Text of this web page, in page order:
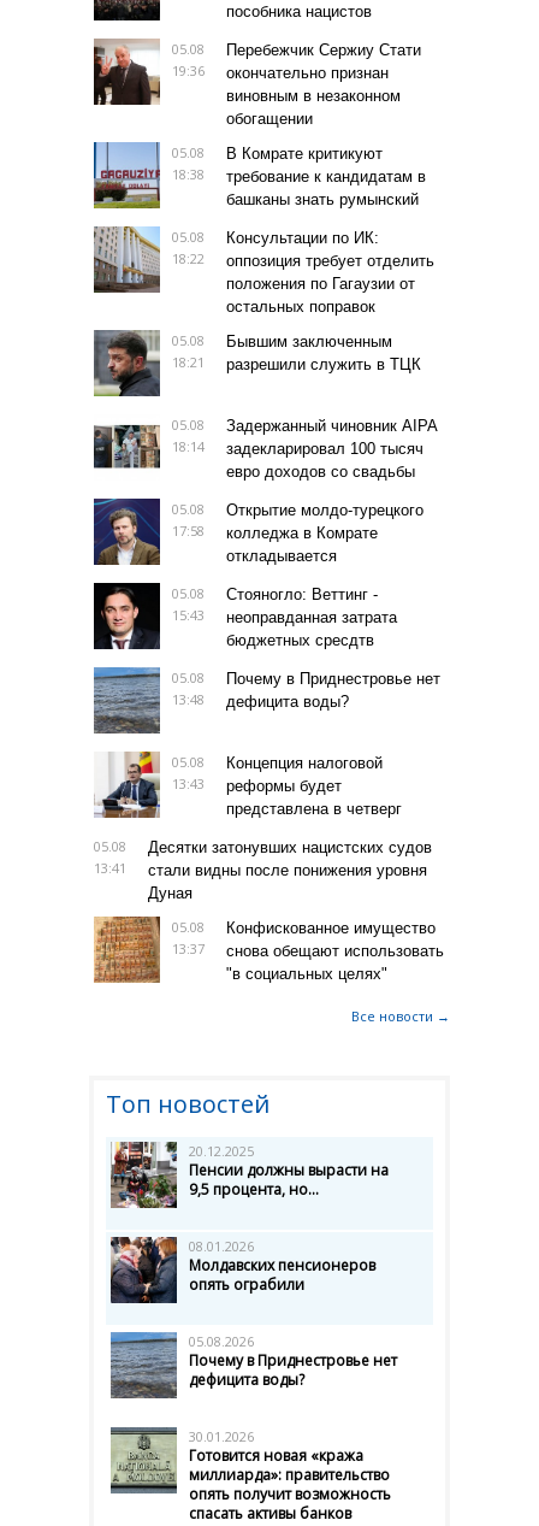
пособника нацистов
05.08
19:36
Перебежчик Сержиу Стати
окончательно признан
виновным в незаконном
обогащении
05.08
18:38
В Комрате критикуют
требование к кандидатам в
башканы знать румынский
05.08
18:22
Консультации по ИК:
оппозиция требует отделить
положения по Гагаузии от
остальных поправок
05.08
18:21
Бывшим заключенным
разрешили служить в ТЦК
05.08
18:14
Задержанный чиновник AIPA
задекларировал 100 тысяч
евро доходов со свадьбы
05.08
17:58
Открытие молдо-турецкого
колледжа в Комрате
откладывается
05.08
15:43
Стояногло: Веттинг -
неоправданная затрата
бюджетных сресдтв
05.08
13:48
Почему в Приднестровье нет
дефицита воды?
05.08
13:43
Концепция налоговой
реформы будет
представлена в четверг
05.08
13:41
Десятки затонувших нацистских судов
стали видны после понижения уровня
Дуная
05.08
13:37
Конфискованное имущество
снова обещают использовать
"в социальных целях"
Все новости →
Топ новостей
20.12.2025
Пенсии должны вырасти на
9,5 процента, но...
08.01.2026
Молдавских пенсионеров
опять ограбили
05.08.2026
Почему в Приднестровье нет
дефицита воды?
30.01.2026
Готовится новая «кража
миллиарда»: правительство
опять получит возможность
спасать активы банков